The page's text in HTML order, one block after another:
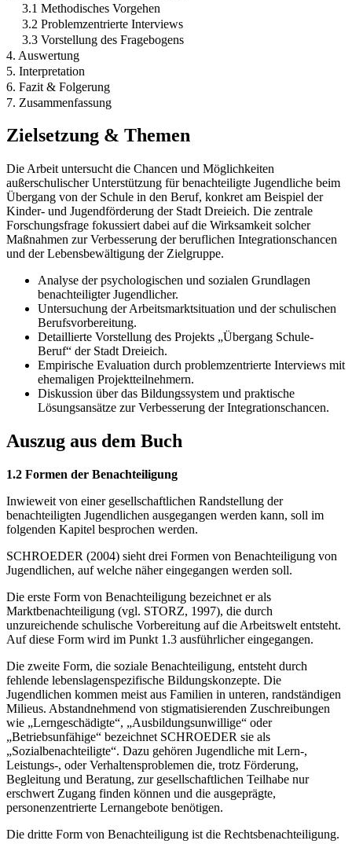
3.1 Methodisches Vorgehen
3.2 Problemzentrierte Interviews
3.3 Vorstellung des Fragebogens
4. Auswertung
5. Interpretation
6. Fazit & Folgerung
7. Zusammenfassung
Zielsetzung & Themen
Die Arbeit untersucht die Chancen und Möglichkeiten
außerschulischer Unterstützung für benachteiligte Jugendliche beim
Übergang von der Schule in den Beruf, konkret am Beispiel der
Kinder- und Jugendförderung der Stadt Dreieich. Die zentrale
Forschungsfrage fokussiert dabei auf die Wirksamkeit solcher
Maßnahmen zur Verbesserung der beruflichen Integrationschancen
und der Lebensbewältigung der Zielgruppe.
Analyse der psychologischen und sozialen Grundlagen
benachteiligter Jugendlicher.
Untersuchung der Arbeitsmarktsituation und der schulischen
Berufsvorbereitung.
Detaillierte Vorstellung des Projekts „Übergang Schule-
Beruf“ der Stadt Dreieich.
Empirische Evaluation durch problemzentrierte Interviews mit
ehemaligen Projektteilnehmern.
Diskussion über das Bildungssystem und praktische
Lösungsansätze zur Verbesserung der Integrationschancen.
Auszug aus dem Buch
1.2 Formen der Benachteiligung
Inwieweit von einer gesellschaftlichen Randstellung der
benachteiligten Jugendlichen ausgegangen werden kann, soll im
folgenden Kapitel besprochen werden.
SCHROEDER (2004) sieht drei Formen von Benachteiligung von
Jugendlichen, auf welche näher eingegangen werden soll.
Die erste Form von Benachteiligung bezeichnet er als
Marktbenachteiligung (vgl. STORZ, 1997), die durch
unzureichende schulische Vorbereitung auf die Arbeitswelt entsteht.
Auf diese Form wird im Punkt 1.3 ausführlicher eingegangen.
Die zweite Form, die soziale Benachteiligung, entsteht durch
fehlende lebenslagenspezifische Bildungskonzepte. Die
Jugendlichen kommen meist aus Familien in unteren, randständigen
Milieus. Abstandnehmend von stigmatisierenden Zuschreibungen
wie „Lerngeschädigte“, „Ausbildungsunwillige“ oder
„Betriebsunfähige“ bezeichnet SCHROEDER sie als
„Sozialbenachteiligte“. Dazu gehören Jugendliche mit Lern-,
Leistungs-, oder Verhaltensproblemen die, trotz Förderung,
Begleitung und Beratung, zur gesellschaftlichen Teilhabe nur
erschwert Zugang finden können und die ausgeprägte,
personenzentrierte Lernangebote benötigen.
Die dritte Form von Benachteiligung ist die Rechtsbenachteiligung.